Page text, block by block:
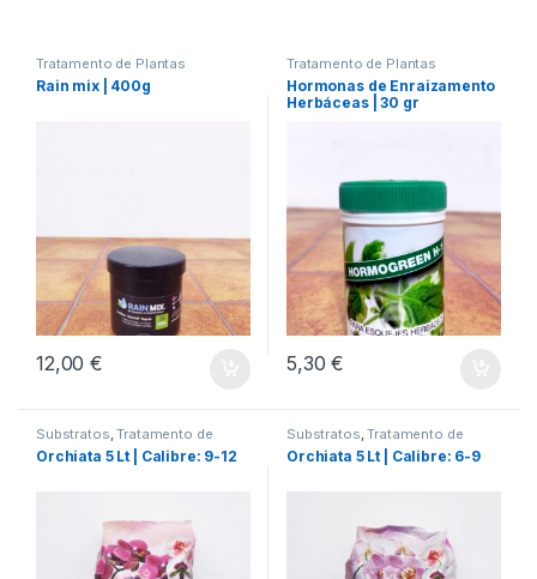
Tratamento de Plantas
Rain mix | 400g
12,00€
Tratamento de Plantas
Hormonas de Enraizamento
Herbáceas | 30 gr
5,30€
Substratos,Tratamento de
Plantas
Orchiata 5 Lt | Calibre: 9-12
Substratos,Tratamento de
Plantas
Orchiata 5 Lt | Calibre: 6-9